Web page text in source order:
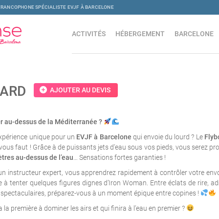
SPÉCIALISTE EVJF À BARCELONE
ACTIVITÉS HÉBERGEMENT BARCELONE
add_circle AJOUTER AU DEVIS
au-dessus de la Méditerranée ?
unique pour un EVJF à Barcelone qui envoie du lourd ? Le
vous faut ! Grâce à de puissants jets d’eau sous vos pieds, vous serez
au-dessus de l’eau … Sensations fortes garanties !
instructeur expert, vous apprendrez rapidement à contrôler votre
à tenter quelques figures dignes d’Iron Woman. Entre éclats de rire,
préparez-vous à un moment épique entre copines !
la première à dominer les airs et qui finira à l’eau en premier ?